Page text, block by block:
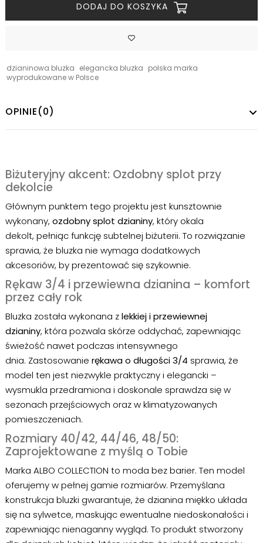
DODAJ DO KOSZYKA
dzianinowa bluzka elegancka bluzka polska marka
wyprodukowane w Polsce
OPINIE(0)
Biżuteryjny akcent: Ozdobny splot przy
dekolcie
Głównym punktem tego projektu jest kunsztownie
wykonany, ozdobny splot dzianiny, który okala
dekolt, pełniąc funkcję subtelnej biżuterii. To rozwiązanie
sprawia, że bluzka nie wymaga dodatkowych
akcesoriów, by prezentować się szykownie.
Rękaw 3/4 i przewiewna dzianina – komfort
przez cały rok
Bluzka została wykonana zlekkiej i przewiewnej
dzianiny, która pozwala skórze oddychać, zapewniając
świeżość nawet podczas intensywnego
dnia. Zastosowanie rękawa o długości 3/4 sprawia, że
model ten jest niezwykle praktyczny i elegancki –
wysmukla przedramiona i doskonale sprawdza się w
sezonach przejściowych oraz w klimatyzowanych
pomieszczeniach.
Rozmiary 40/42, 44/46, 48/50:
Zaprojektowane z myślą o Tobie
Marka ALBO COLLECTION to moda bez barier. Ten model
oferujemy w pełnej gamie rozmiarów. Przemyślana
konstrukcja bluzki gwarantuje, że dzianina miękko układa
się na sylwetce, maskując ewentualne niedoskonałości i
zapewniając nienaganny wygląd. To produkt stworzony